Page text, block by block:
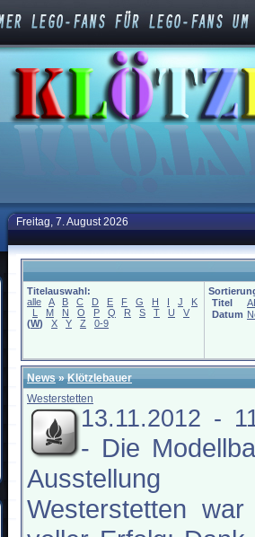
Freitag, 7. August 2026
Titelauswahl:
alle
A B C D E F G H I J
K
L
M N O P Q R S T U
V
(W) X Y Z 0-9
Titel
Datum
News»Klötzlebauer
Westerstetten
13.11.2012 -
- Die
Ausstellung
Westerstetten